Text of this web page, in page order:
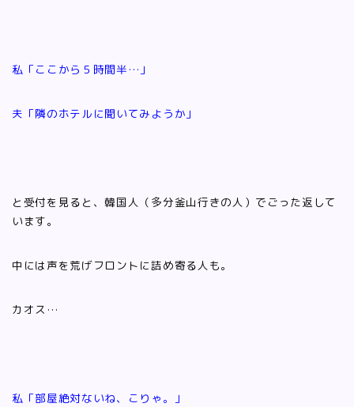
私「ここから５時間半…」
夫「隣のホテルに聞いてみようか」
と受付を見ると、韓国人（多分釜山行きの人）でごった返して
います。
中には声を荒げフロントに詰め寄る人も。
カオス…
私「部屋絶対ないね、こりゃ。」